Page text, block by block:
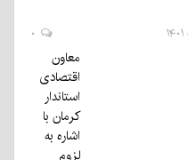
معاون
اقتصادی
استاندار
کرمان با
اشاره به
لزوم